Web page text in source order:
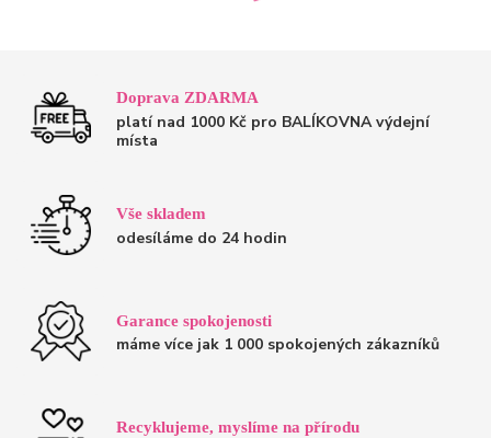
Doprava ZDARMA
platí nad 1000 Kč pro BALÍKOVNA výdejní
místa
Vše skladem
odesíláme do 24 hodin
Garance spokojenosti
máme více jak 1 000 spokojených zákazníků
Recyklujeme, myslíme na přírodu